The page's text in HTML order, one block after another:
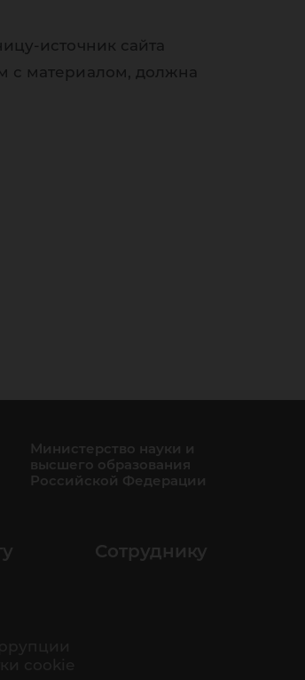
источник сайта
с материалом, должна
Министерство науки и
высшего образования
Российской Федерации
Сотруднику